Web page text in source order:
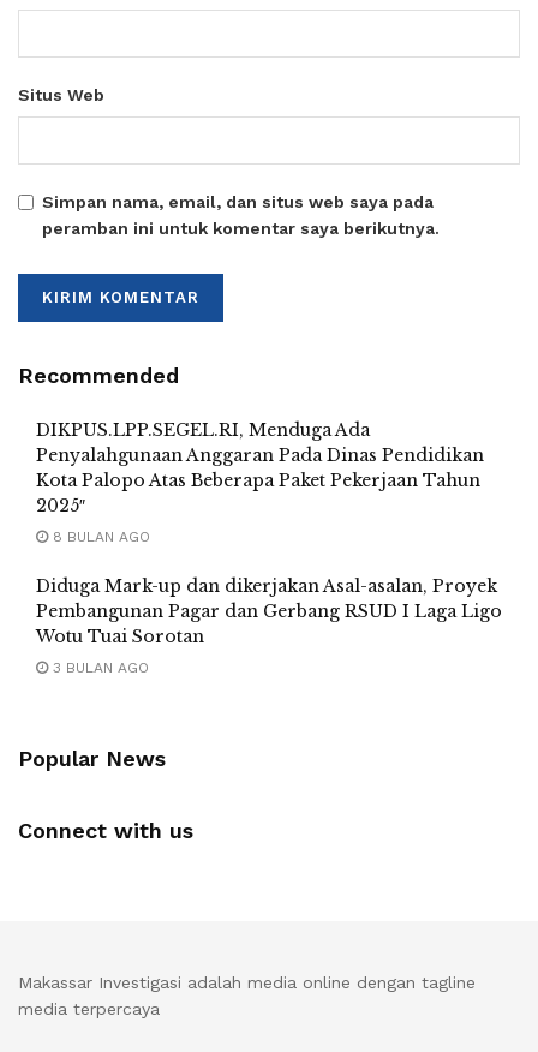
Situs Web
Simpan nama, email, dan situs web saya pada
peramban ini untuk komentar saya berikutnya.
Recommended
DIKPUS.LPP.SEGEL.RI, Menduga Ada
Penyalahgunaan Anggaran Pada Dinas Pendidikan
Kota Palopo Atas Beberapa Paket Pekerjaan Tahun
2025″
8 BULAN AGO
Diduga Mark-up dan dikerjakan Asal-asalan, Proyek
Pembangunan Pagar dan Gerbang RSUD I Laga Ligo
Wotu Tuai Sorotan
3 BULAN AGO
Popular News
Connect with us
Makassar Investigasi adalah media online dengan tagline
media terpercaya